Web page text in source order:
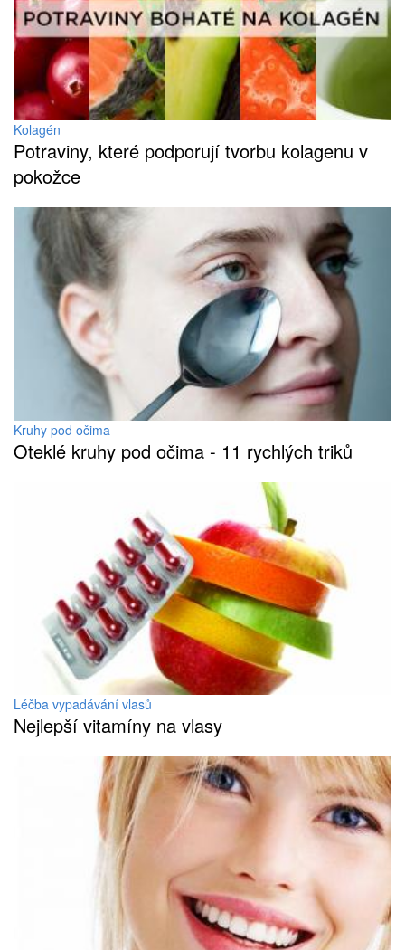
Kolagén
Potraviny, které podporují tvorbu kolagenu v
pokožce
Kruhy pod očima
Oteklé kruhy pod očima - 11 rychlých triků
Léčba vypadávání vlasů
Nejlepší vitamíny na vlasy